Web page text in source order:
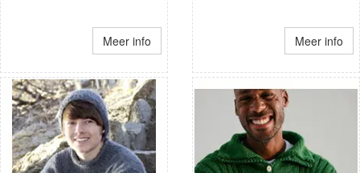
Meer info Meer info